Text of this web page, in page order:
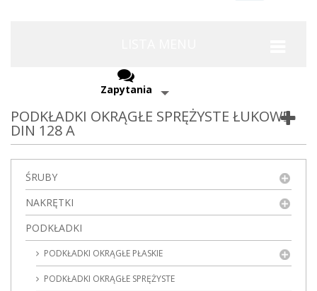
Zapytania
PODKŁADKI OKRĄGŁE SPRĘŻYSTE ŁUKOWE
DIN 128 A
ŚRUBY
NAKRĘTKI
PODKŁADKI
PODKŁADKI OKRĄGŁE PŁASKIE
PODKŁADKI OKRĄGŁE SPRĘŻYSTE